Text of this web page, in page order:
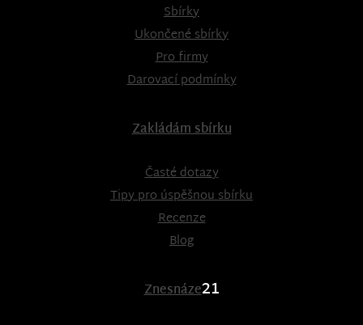
Sbírky
Ukončené sbírky
Pro firmy
Darovací podmínky
Zakládám sbírku
Časté dotazy
Tipy pro úspěšnou sbírku
Recenze
Blog
Znesnáze21